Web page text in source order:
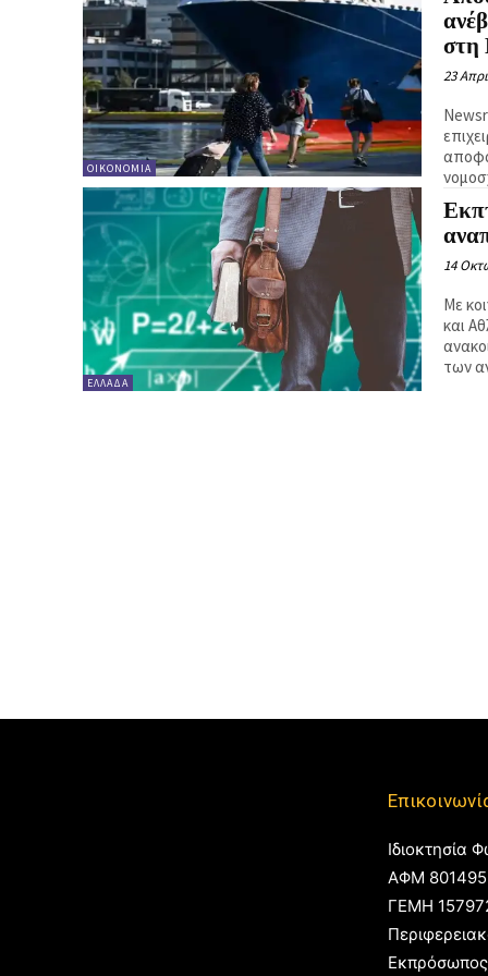
ΟΙΚΟΝΟΜΊΑ
στη
23
Newsroom Την καταβολή
ΕΛΛΆΔΑ
14
Με
και
των
Ιδιοκτησία
ΑΦΜ
ΓΕΜΗ